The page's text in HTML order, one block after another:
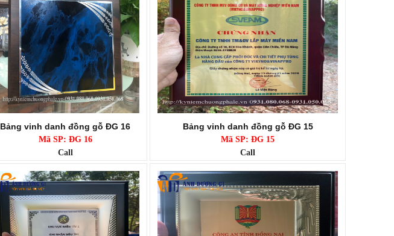
Bảng vinh danh đồng gỗ ĐG 16
Mã SP: ĐG 16
Call
Bảng vinh danh đồng gỗ ĐG 15
Mã SP: ĐG 15
Call